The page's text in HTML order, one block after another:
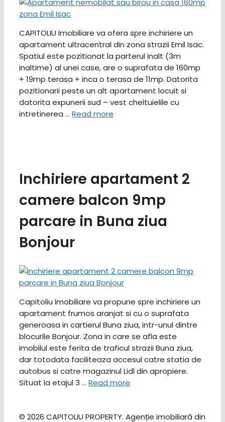
CAPITOLIU Imobiliare va ofera spre inchiriere un
apartament ultracentral din zona strazii Emil Isac.
Spatiul este pozitionat la parterul inalt (3m
inaltime) al unei case, are o suprafata de 160mp
+ 19mp terasa + inca o terasa de 11mp. Datorita
pozitionarii peste un alt apartament locuit si
datorita expunerii sud – vest cheltuielile cu
intretinerea … Read more
Inchiriere apartament 2
camere balcon 9mp
parcare in Buna ziua
Bonjour
Capitoliu Imobiliare va propune spre inchiriere un
apartament frumos aranjat si cu o suprafata
generoasa in cartierul Buna ziua, intr-unul dintre
blocurile Bonjour. Zona in care se afla este
imobilul este ferita de traficul strazii Buna ziua,
dar totodata faciliteaza accesul catre statia de
autobus si catre magazinul Lidl din apropiere.
Situat la etajul 3 … Read more
© 2026 CAPITOLIU PROPERTY. Agenție imobiliară din